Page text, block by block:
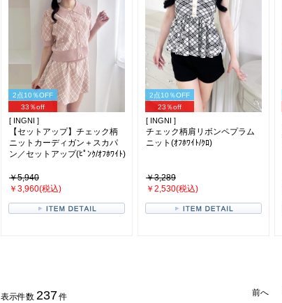
2点10％OFF
33％off
[ INGNI ]
【セットアップ】チェック柄
ニットカーディガン＋スカパ
ン／セットアップ(ﾋﾟﾝｸ/ｵﾌﾎﾜｲﾄ)
￥5,940
￥3,960(税込)
2点10％OFF
23％off
[ INGNI ]
チェック柄肩リボンペプラム
ニット(ｵﾌﾎﾜｲﾄ/ｸﾛ)
￥3,289
￥2,530(税込)
表示件数 237 件 前へ